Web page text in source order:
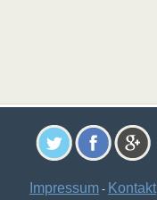
Impressum - Kontakt